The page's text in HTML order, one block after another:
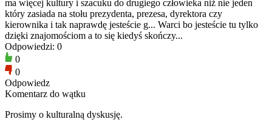
ma więcej kultury i szacuku do drugiego człowieka niż nie jeden
który zasiada na stołu prezydenta, prezesa, dyrektora czy
kierownika i tak naprawdę jesteście g... Warci bo jesteście tu tylko
dzięki znajomościom a to się kiedyś skończy...
Odpowiedzi: 0
0
0
Odpowiedz
Komentarz do wątku
Prosimy o kulturalną dyskusję.